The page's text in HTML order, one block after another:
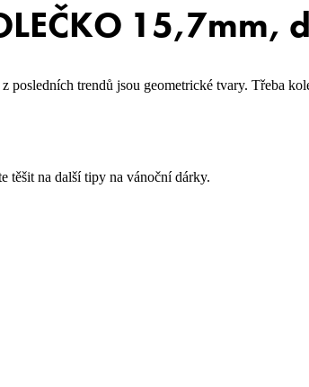
15,7mm,
trendů jsou geometrické tvary. Třeba
těšit na další tipy na vánoční dárky.